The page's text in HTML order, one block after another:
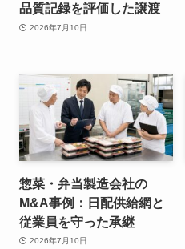
品質記録を評価した譲渡
2026年7月10日
惣菜・弁当製造会社の
M&A事例：日配供給網と
従業員を守った承継
2026年7月10日